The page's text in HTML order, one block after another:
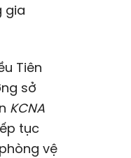
gia
Tiên
sở
KCNA
tục
vệ